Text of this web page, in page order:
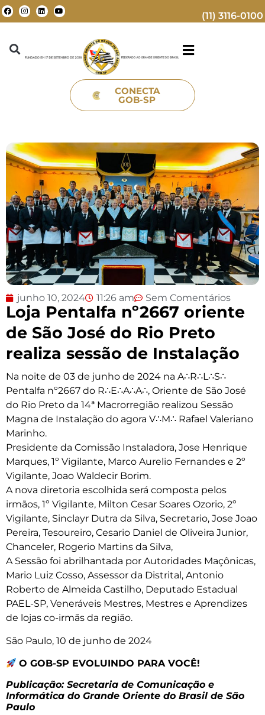
(11) 3116-0100
CONECTA
GOB-SP
junho 10, 2024 11:26 am Sem Comentários
Loja Pentalfa nº2667 oriente
de São José do Rio Preto
realiza sessão de Instalação
Na noite de 03 de junho de 2024 na A∴R∴L∴S∴
Pentalfa nº2667 do R∴E∴A∴A∴, Oriente de São José
do Rio Preto da 14ª Macrorregião realizou Sessão
Magna de Instalação do agora V∴M∴ Rafael Valeriano
Marinho.
Presidente da Comissão Instaladora, Jose Henrique
Marques, 1º Vigilante, Marco Aurelio Fernandes e 2º
Vigilante, Joao Waldecir Borim.
A nova diretoria escolhida será composta pelos
irmãos, 1º Vigilante, Milton Cesar Soares Ozorio, 2º
Vigilante, Sinclayr Dutra da Silva, Secretario, Jose Joao
Pereira, Tesoureiro, Cesario Daniel de Oliveira Junior,
Chanceler, Rogerio Martins da Silva,
A Sessão foi abrilhantada por Autoridades Maçônicas,
Mario Luiz Cosso, Assessor da Distrital, Antonio
Roberto de Almeida Castilho, Deputado Estadual
PAEL-SP, Veneráveis Mestres, Mestres e Aprendizes
de lojas co-irmãs da região.
São Paulo, 10 de junho de 2024
O GOB-SP EVOLUINDO PARA VOCÊ!
Publicação: Secretaria de Comunicação e
Informática do Grande Oriente do Brasil de São
Paulo